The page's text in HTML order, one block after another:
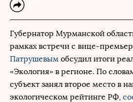
Губернатор Мурманской
рамках встречи с вице-
Патрушевым обсудил итоги
«Экология» в регионе. По
субъект занял второе место в
экологическом рейтинге РФ,